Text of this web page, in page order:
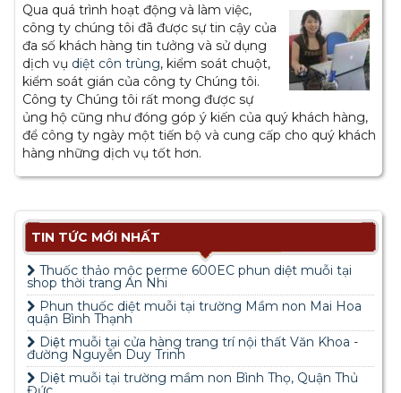
Qua quá trình hoạt động và làm việc,
công ty chúng tôi đã được sự tin cậy của
đa số khách hàng tin tưởng và sử dụng
dịch vụ diệt côn trùng, kiểm soát chuột,
kiểm soát gián của công ty Chúng tôi.
Công ty Chúng tôi rất mong được sự
ủng hộ cũng như đóng góp ý kiến của quý khách hàng,
để công ty ngày một tiến bộ và cung cấp cho quý khách
hàng những dịch vụ tốt hơn.
TIN TỨC MỚI NHẤT
Thuốc thảo mộc perme 600EC phun diệt muỗi tại
shop thời trang An Nhi
Phun thuốc diệt muỗi tại trường Mầm non Mai Hoa
quận Bình Thạnh
Diệt muỗi tại cửa hàng trang trí nội thất Văn Khoa -
đường Nguyễn Duy Trinh
Diệt muỗi tại trường mầm non Bình Thọ, Quận Thủ